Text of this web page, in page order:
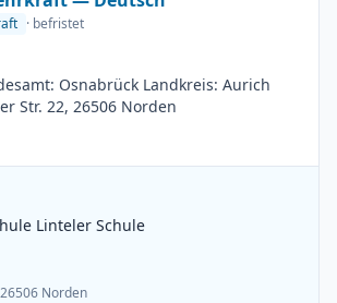
· befristet
Osnabrück Landkreis: Aurich
Str. 22, 26506 Norden
Linteler Schule
Norden